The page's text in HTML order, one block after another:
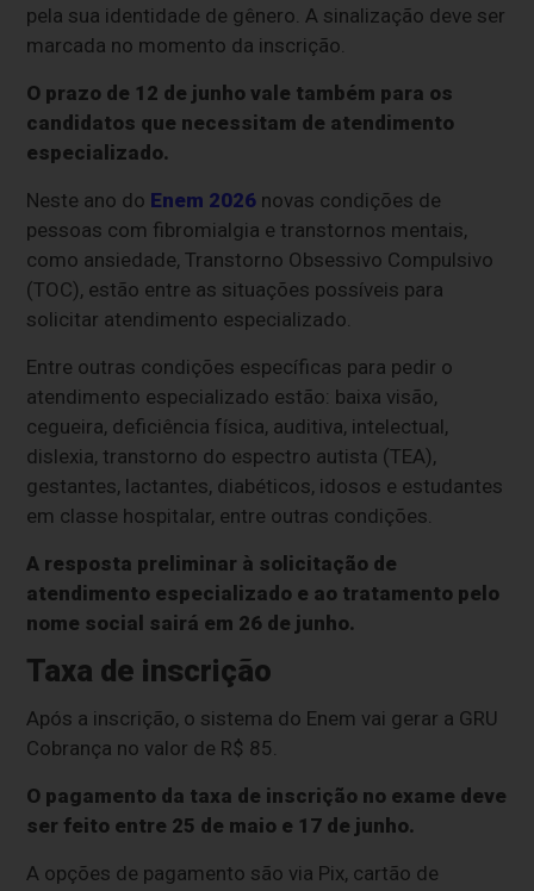
pela sua identidade de gênero. A sinalização deve ser
marcada no momento da inscrição.
O prazo de 12 de junho vale também para os
candidatos que necessitam de atendimento
especializado.
Neste ano do Enem 2026 novas condições de
pessoas com fibromialgia e transtornos mentais,
como ansiedade, Transtorno Obsessivo Compulsivo
(TOC), estão entre as situações possíveis para
solicitar atendimento especializado.
Entre outras condições específicas para pedir o
atendimento especializado estão: baixa visão,
cegueira, deficiência física, auditiva, intelectual,
dislexia, transtorno do espectro autista (TEA),
gestantes, lactantes, diabéticos, idosos e estudantes
em classe hospitalar, entre outras condições.
A resposta preliminar à solicitação de
atendimento especializado e ao tratamento pelo
nome social sairá em 26 de junho.
Taxa de inscrição
Após a inscrição, o sistema do Enem vai gerar a GRU
Cobrança no valor de R$ 85.
O pagamento da taxa de inscrição no exame deve
ser feito entre 25 de maio e 17 de junho.
A opções de pagamento são via Pix, cartão de